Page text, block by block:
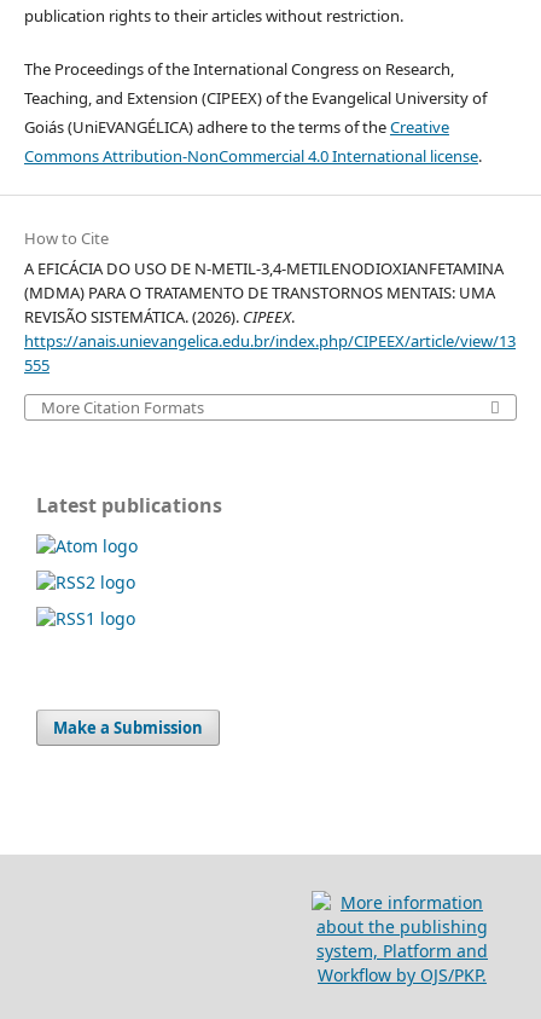
publication rights to their articles without restriction.
The Proceedings of the International Congress on Research,
Teaching, and Extension (CIPEEX) of the Evangelical University of
Goiás (UniEVANGÉLICA) adhere to the terms of theCreative
Commons Attribution-NonCommercial 4.0 International license.
How to Cite
A EFICÁCIA DO USO DE N-METIL-3,4-METILENODIOXIANFETAMINA
(MDMA) PARA O TRATAMENTO DE TRANSTORNOS MENTAIS: UMA
REVISÃO SISTEMÁTICA. (2026). CIPEEX.
https://anais.unievangelica.edu.br/index.php/CIPEEX/article/view/13
555
More Citation Formats
Latest publications
Make a Submission